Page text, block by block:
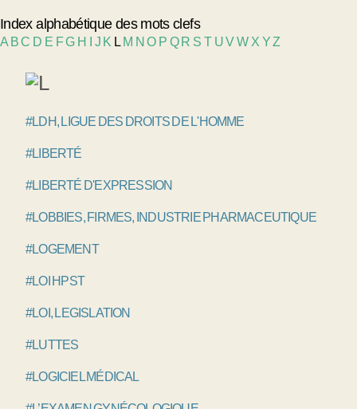
Index alphabétique des mots clefs
A BC D E FG H J K L M NO P Q R S T UVW X YZ
#LDH, LIGUE DES DROITS DE L'HOMME
#LIBERTÉ
#LIBERTÉ D'EXPRESSION
#LOBBIES, FIRMES, INDUSTRIE PHARMACEUTIQUE
#LOGEMENT
#LOI HPST
#LOI, LEGISLATION
#LUTTES
#LOGICIEL MÉDICAL